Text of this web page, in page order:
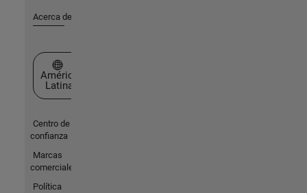
Acerca de MathWorks
Seleccione un país/idioma
América
Latina
Centro de
confianza
Marcas
comerciales
Política